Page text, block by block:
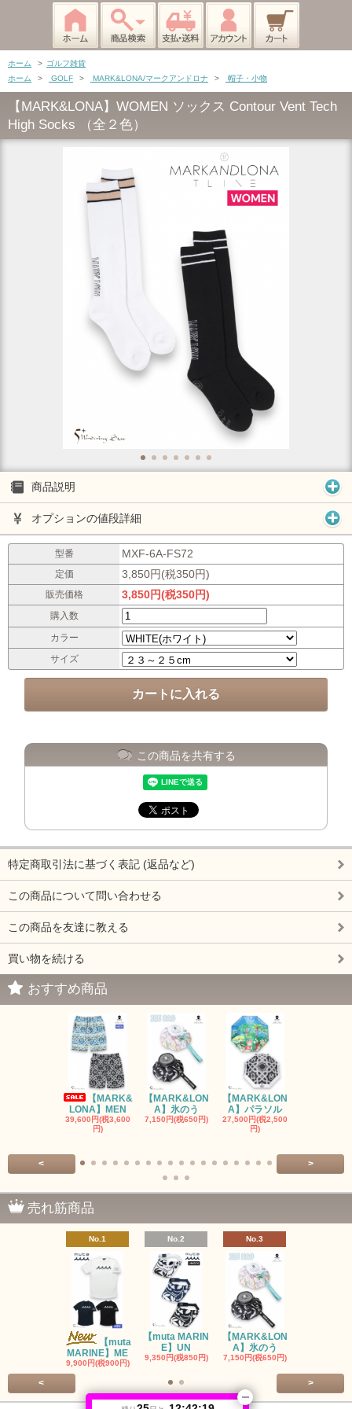
ホーム > ゴルフ雑貨
ホーム
> GOLF > MARK&LONA/マークアンドロナ > 帽子・小物
【MARK&LONA】WOMEN ソックス Contour Vent Tech
High Socks （全２色）
商品説明
オプションの値段詳細
型番 MXF-6A-FS72
定価 3,850円(税350円)
販売価格 3,850円(税350円)
購入数
カラー
サイズ
この商品を共有する
特定商取引法に基づく表記 (返品など)
この商品について問い合わせる
この商品を友達に教える
買い物を続ける
おすすめ商品
【MARK&
LONA】MEN
39,600円(税3,600
円)
【MARK&LON
A】氷のう
7,150円(税650円)
【MARK&LON
A】パラソル
27,500円(税2,500
円)
< >
売れ筋商品
No.1
【muta
MARINE】ME
9,900円(税900円)
No.2
【muta MARIN
E】UN
9,350円(税850円)
No.3
【MARK&LON
A】氷のう
7,150円(税650円)
< >